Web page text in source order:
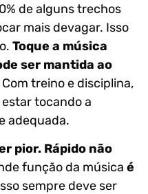
de alguns trechos
mais devagar. Isso
Toque a música
ser mantida ao
Com treino e disciplina,
tocando a
adequada.
pior. Rápido não
função da música é
sempre deve ser